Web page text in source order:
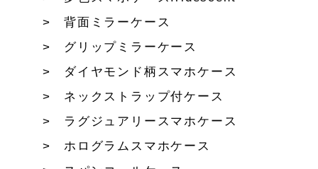
背面ミラーケース
グリップミラーケース
ダイヤモンド柄スマホケース
ネックストラップ付ケース
ラグジュアリースマホケース
ホログラムスマホケース